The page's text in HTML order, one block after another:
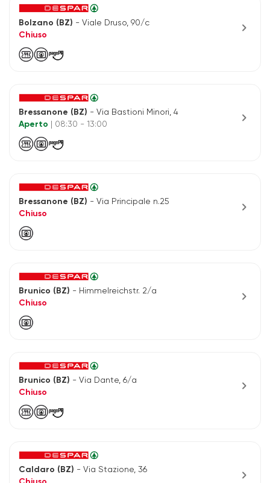
Bolzano (BZ) - Viale Druso, 90/c
Chiuso
chevron_right
Bressanone (BZ) - Via Bastioni Minori, 4
Aperto
| 08:30 - 13:00 chevron_right
Bressanone (BZ) - Via Principale n.25
Chiuso
chevron_right
Brunico (BZ) - Himmelreichstr. 2/a
Chiuso
chevron_right
Brunico (BZ) - Via Dante, 6/a
Chiuso
chevron_right
Caldaro (BZ) - Via Stazione, 36
chevron_right